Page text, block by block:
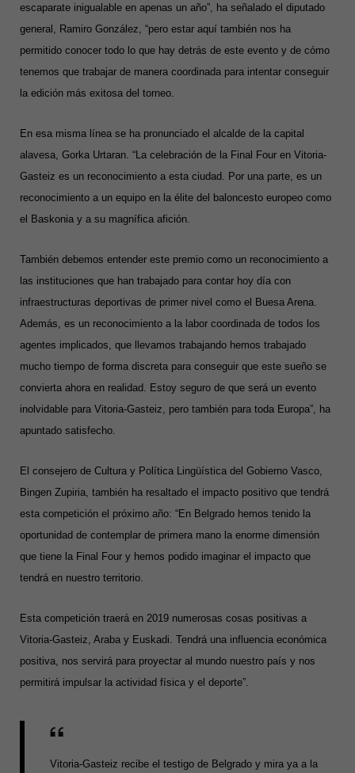
escaparate inigualable en apenas un año”, ha señalado el diputado
general, Ramiro González, “pero estar aquí también nos ha
permitido conocer todo lo que hay detrás de este evento y de cómo
tenemos que trabajar de manera coordinada para intentar conseguir
la edición más exitosa del torneo.
En esa misma línea se ha pronunciado el alcalde de la capital
alavesa, Gorka Urtaran. “La celebración de la Final Four en Vitoria-
Gasteiz es un reconocimiento a esta ciudad. Por una parte, es un
reconocimiento a un equipo en la élite del baloncesto europeo como
el Baskonia y a su magnífica afición.
También debemos entender este premio como un reconocimiento a
las instituciones que han trabajado para contar hoy día con
infraestructuras deportivas de primer nivel como el Buesa Arena.
Además, es un reconocimiento a la labor coordinada de todos los
agentes implicados, que llevamos trabajando hemos trabajado
mucho tiempo de forma discreta para conseguir que este sueño se
convierta ahora en realidad. Estoy seguro de que será un evento
inolvidable para Vitoria-Gasteiz, pero también para toda Europa”, ha
apuntado satisfecho.
El consejero de Cultura y Política Lingüística del Gobierno Vasco,
Bingen Zupiria, también ha resaltado el impacto positivo que tendrá
esta competición el próximo año: “En Belgrado hemos tenido la
oportunidad de contemplar de primera mano la enorme dimensión
que tiene la Final Four y hemos podido imaginar el impacto que
tendrá en nuestro territorio.
Esta competición traerá en 2019 numerosas cosas positivas a
Vitoria-Gasteiz, Araba y Euskadi. Tendrá una influencia económica
positiva, nos servirá para proyectar al mundo nuestro país y nos
permitirá impulsar la actividad física y el deporte”.
Vitoria-Gasteiz recibe el testigo de Belgrado y mira ya a la